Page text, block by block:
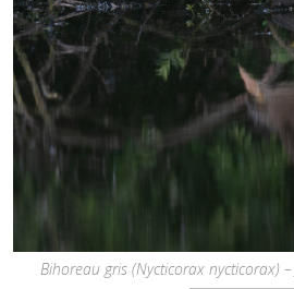
Bihoreau gris (Nycticorax nycticorax)